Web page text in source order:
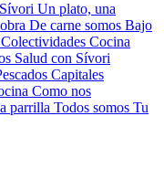
Un plato, una
De carne somos Bajo
Colectividades Cocina
Salud con Sívori
Capitales
Como nos
parrilla Todos somos Tu